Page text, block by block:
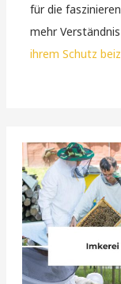
für die
mehr
ihrem Schutz